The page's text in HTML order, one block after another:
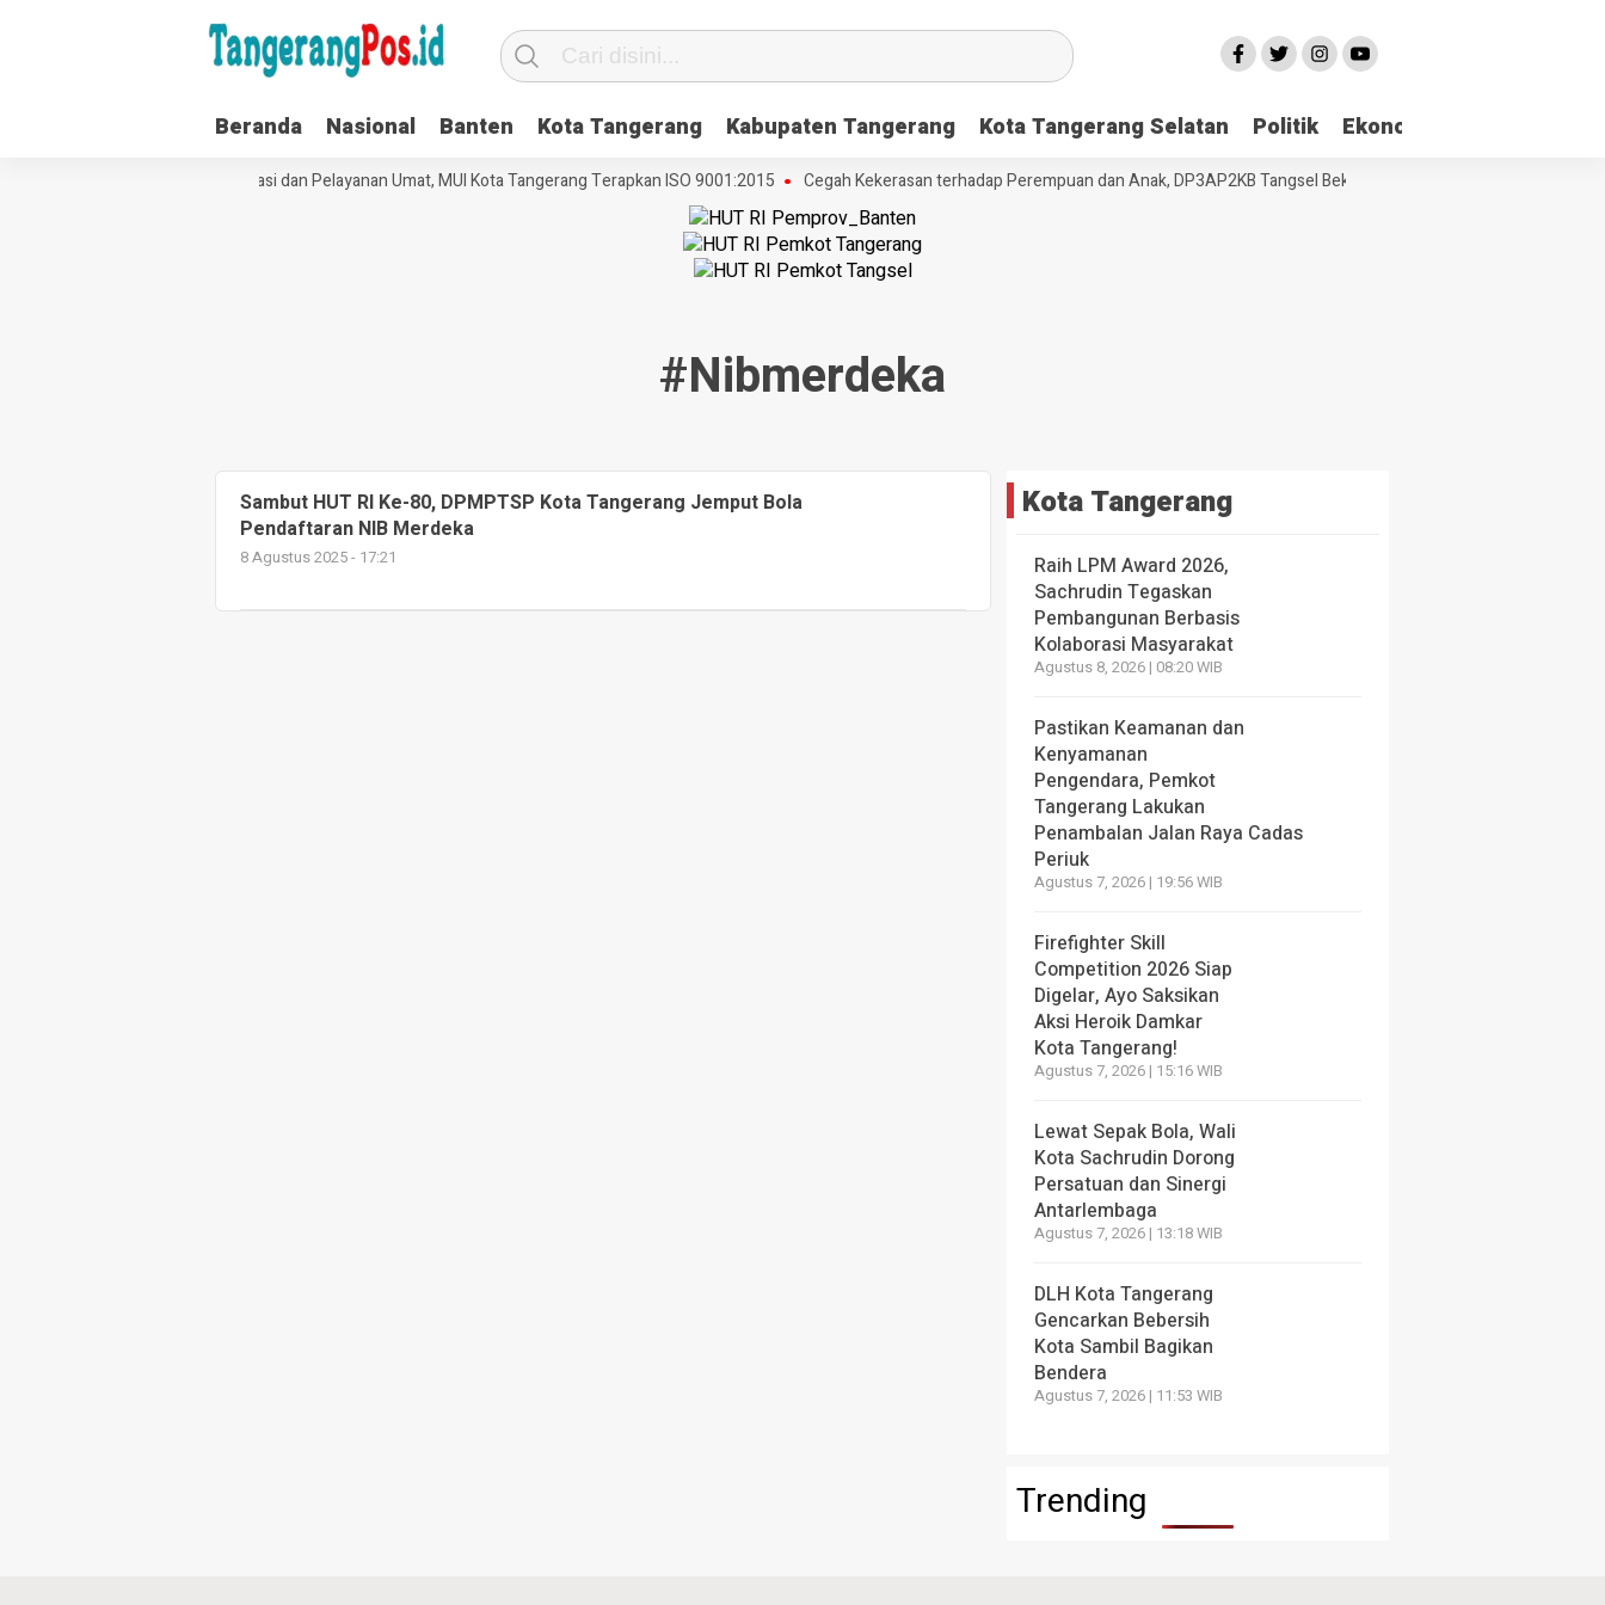
Beranda Nasional Banten Kota Tangerang Kabupaten Tangerang Kota Tangerang Selatan Politik Ekonomi
Perkuat Tata Kelola Organisasi dan Pelayanan Umat, MUI Kota Tangerang Terapkan ISO 9001:2015 Cegah Kekerasan terhadap Perempuan dan Anak, DP3AP2KB Tangsel Bekali Masyarakat Manajemen Stres
#nibmerdeka
Sambut HUT RI Ke-80, DPMPTSP Kota Tangerang Jemput Bola
Pendaftaran NIB Merdeka
8 Agustus 2025 - 17:21
Kota Tangerang
Raih LPM Award 2026,
Sachrudin Tegaskan
Pembangunan Berbasis
Kolaborasi Masyarakat
Agustus 8, 2026 | 08:20 WIB
Pastikan Keamanan dan
Kenyamanan
Pengendara, Pemkot
Tangerang Lakukan
Penambalan Jalan Raya Cadas
Periuk
Agustus 7, 2026 | 19:56 WIB
Firefighter Skill
Competition 2026 Siap
Digelar, Ayo Saksikan
Aksi Heroik Damkar
Kota Tangerang!
Agustus 7, 2026 | 15:16 WIB
Lewat Sepak Bola, Wali
Kota Sachrudin Dorong
Persatuan dan Sinergi
Antarlembaga
Agustus 7, 2026 | 13:18 WIB
DLH Kota Tangerang
Gencarkan Bebersih
Kota Sambil Bagikan
Bendera
Agustus 7, 2026 | 11:53 WIB
Trending